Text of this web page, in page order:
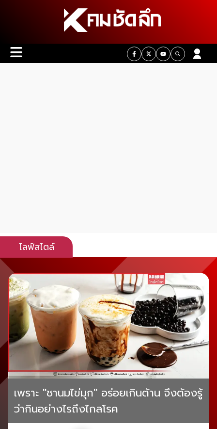
ไลฟ์สไตล์
เพราะ "ชานมไข่มุก" อร่อยเกินต้าน จึงต้องรู้
ว่ากินอย่างไรถึงไกลโรค